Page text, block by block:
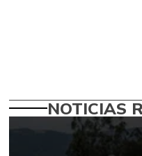
NOTICIAS